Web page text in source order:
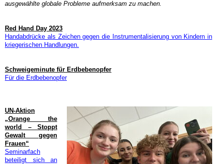
ausgewählte globale Probleme aufmerksam zu machen.
Red Hand Day 2023
Handabdrücke als Zeichen gegen die Instrumentalisierung von Kindern in
kriegerischen Handlungen.
Schweigeminute für Erdbebenopfer
Für die Erdbebenopfer
UN-Aktion
„Orange the
world – Stoppt
Gewalt gegen
Frauen“
Seminarfach
beteiligt sich an